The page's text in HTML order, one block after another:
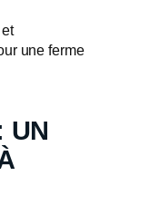
une ferme
UN